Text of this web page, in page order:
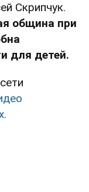
Скрипчук.
община при
для детей.